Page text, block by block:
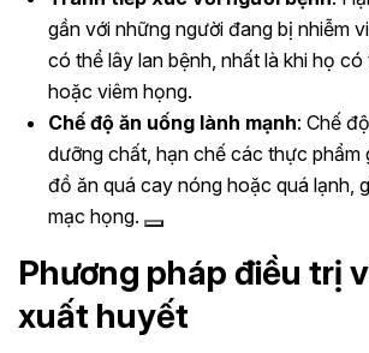
gần với những người đang bị nhiễm
có thể lây lan bệnh, nhất là khi họ
hoặc viêm họng.
Chế độ ăn uống lành mạnh: Chế
dưỡng chất, hạn chế các thực phẩm
đồ ăn quá cay nóng hoặc quá lạnh,
mạc họng. ​
Phương pháp điều trị
xuất huyết